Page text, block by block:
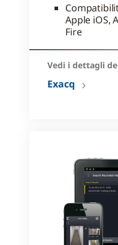
Apple iOS,
Fire
Vedi i dettagli
Exacq